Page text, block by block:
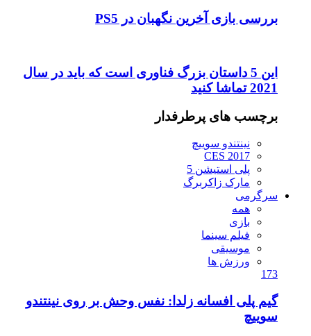
بررسی بازی آخرین نگهبان در PS5
این 5 داستان بزرگ فناوری است که باید در سال
2021 تماشا کنید
برچسب های پرطرفدار
نینتندو سوییچ
CES 2017
پلی استیشن 5
مارک زاکربرگ
سرگرمی
همه
بازی
فیلم سینما
موسیقی
ورزش ها
173
گیم پلی افسانه زلدا: نفس وحش بر روی نینتندو
سوییچ